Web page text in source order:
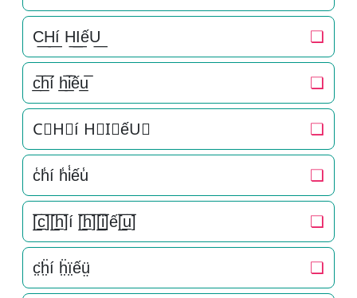
C͟H͟í H͟I͟ếU͟ ❏
c̲̅h̲̅í h̲̅i̲̅ếu̲̅ ❏
C⃣H⃣í H⃣I⃣ếU⃣ ❏
c̾h̾í h̾i̾ếu̾ ❏
[̲̅c̲̅][̲̅h̲̅]í [̲̅h̲̅][̲̅i̲̅]ế[̲̅u̲̅] ❏
c̤̈ḧ̤í ḧ̤ï̤ếṳ̈ ❏